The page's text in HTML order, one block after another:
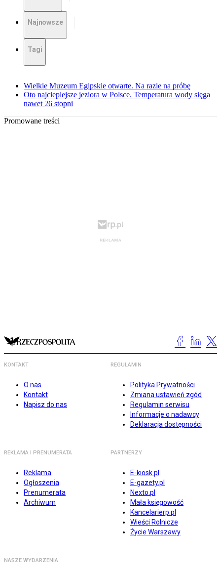
Najnowsze
Tagi
Wielkie Muzeum Egipskie otwarte. Na razie na próbę
Oto najcieplejsze jeziora w Polsce. Temperatura wody sięga
nawet 26 stopni
Promowane treści
KONTAKT
O nas
Kontakt
Napisz do nas
REGULAMIN
Polityka Prywatności
Zmiana ustawień zgód
Regulamin serwisu
Informacje o nadawcy
Deklaracja dostępności
REKLAMA I PRENUMERATA
Reklama
Ogłoszenia
Prenumerata
Archiwum
PARTNERZY
E-kiosk.pl
E-gazety.pl
Nexto.pl
Mała księgowość
Kancelarierp.pl
Wieści Rolnicze
Życie Warszawy
NASZE WYDARZENIA